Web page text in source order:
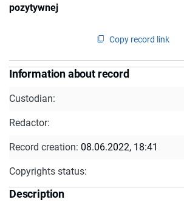
pozytywnej
Copy record link
Information about record
Custodian:
Redactor:
Record creation: 08.06.2022, 18:41
Copyrights status:
Description